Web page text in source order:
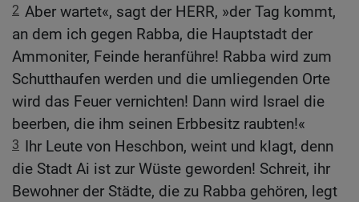
2 Aber wartet«, sagt der HERR, »der Tag kommt,
an dem ich gegen Rabba, die Hauptstadt der
Ammoniter, Feinde heranführe! Rabba wird zum
Schutthaufen werden und die umliegenden Orte
wird das Feuer vernichten! Dann wird Israel die
beerben, die ihm seinen Erbbesitz raubten!«
3 Ihr Leute von Heschbon, weint und klagt, denn
die Stadt Ai ist zur Wüste geworden! Schreit, ihr
Bewohner der Städte, die zu Rabba gehören, legt